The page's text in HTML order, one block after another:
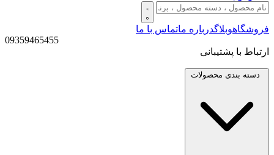
فروشگاهوبلاگدرباره ماتماس با ما
09359465455
ارتباط با پشتیبانی
دسته بندی محصولات